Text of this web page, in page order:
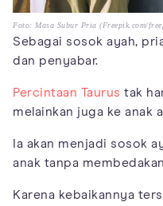
Foto: Masa Subur Pria (Freepik.com/
Sebagai sosok ayah,
dan penyabar.
Percintaan Taurus tak
melainkan juga ke anak
Ia akan menjadi sosok
anak tanpa
Karena kebaikannya